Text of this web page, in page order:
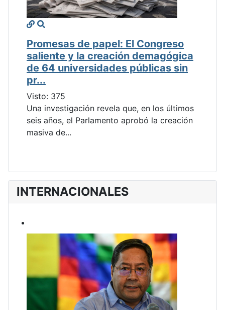
Promesas de papel: El Congreso
saliente y la creación demagógica
de 64 universidades públicas sin
pr...
Visto: 375
Una investigación revela que, en los últimos
seis años, el Parlamento aprobó la creación
masiva de...
INTERNACIONALES